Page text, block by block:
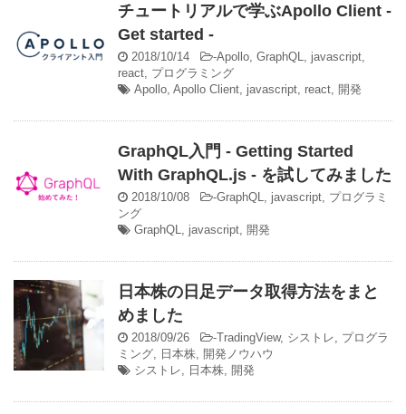
チュートリアルで学ぶApollo Client -
Get started -
2018/10/14 -Apollo GraphQL javascript
react プログラミング
Apollo Apollo Client javascript react 開発
GraphQL入門 - Getting Started
With GraphQL.js - を試してみました
2018/10/08 -GraphQL javascript プログラミ
ング
GraphQL
javascript 開発
日本株の日足データ取得方法をまと
めました
2018/09/26 -TradingView, シストレ
プログラ
ミング
日本株 開発ノウハウ
シストレ
日本株 開発